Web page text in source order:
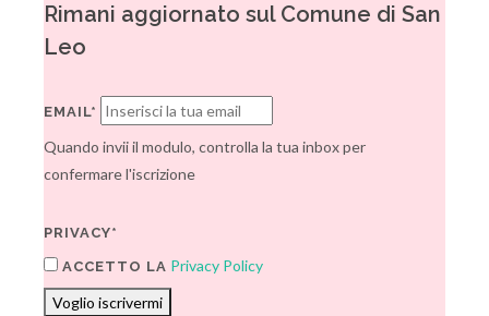
Rimani aggiornato sul Comune di San
Leo
EMAIL*
Quando invii il modulo, controlla la tua inbox per
confermare l'iscrizione
PRIVACY*
ACCETTO LA Privacy Policy
Voglio iscrivermi